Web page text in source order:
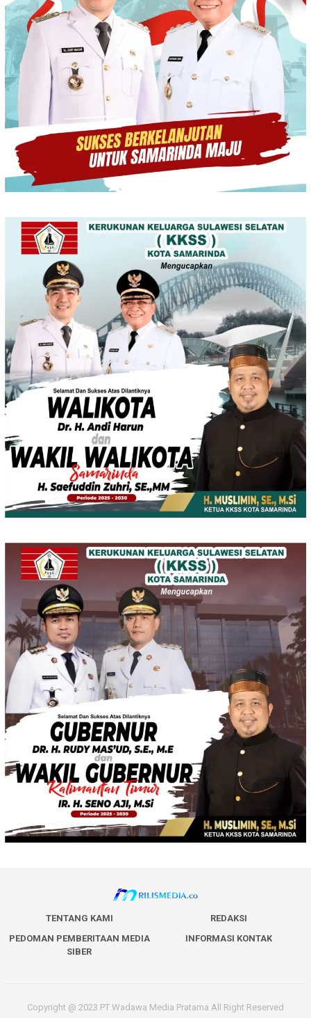
TENTANG KAMI
REDAKSI
PEDOMAN PEMBERITAAN MEDIA
SIBER
INFORMASI KONTAK
Copyright @ 2023 PT Wadawa Media Pratama All Right Reserved